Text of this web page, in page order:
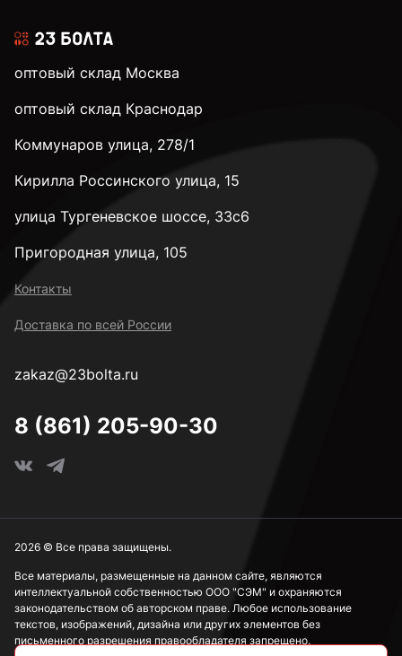
к.п. 10,9
к.п. 12,9
М3
М5
оптовый склад Москва
оптовый склад Краснодар
Коммунаров улица, 278/1
Кирилла Россинского улица, 15
улица Тургеневское шоссе, 33с6
Пригородная улица, 105
Контакты
Доставка по всей России
zakaz@23bolta.ru
8 (861) 205-90-30
Все материалы, размещенные на данном сайте, являются
интеллектуальной собственностью ООО "СЭМ" и охраняются
законодательством об авторском праве. Любое использование
текстов, изображений, дизайна или других элементов без
письменного разрешения правообладателя запрещено.
2026 © Все права защищены.